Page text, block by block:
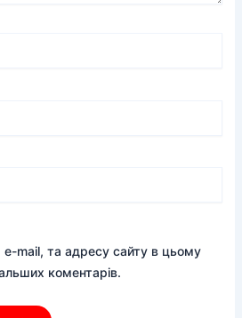
e-mail, та адресу сайту в цьому
коментарів.